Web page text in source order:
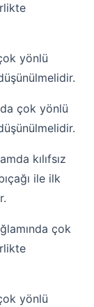
yönlü
çok yönlü
kılıfsız
ile ilk
çok
yönlü